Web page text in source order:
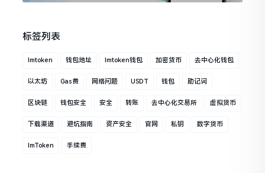
标签列表
Imtoken 钱包地址 Imtoken钱包 加密货币 去中心化钱包
以太坊 Gas费 网络问题 USDT 钱包 助记词
区块链 钱包安全 安全 转账 去中心化交易所 虚拟货币
下载渠道 避坑指南 资产安全 官网 私钥 数字货币
ImToken 手续费